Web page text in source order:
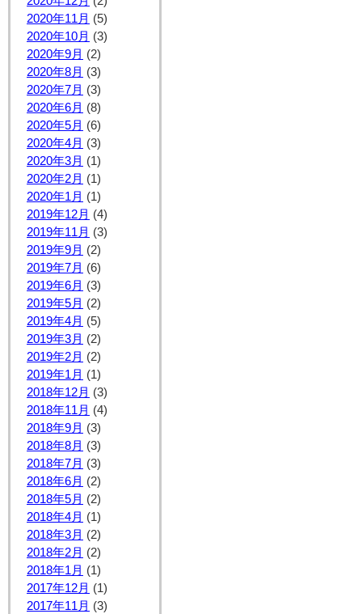
2020年11月 (5)
2020年10月 (3)
2020年9月 (2)
2020年8月 (3)
2020年7月 (3)
2020年6月 (8)
2020年5月 (6)
2020年4月 (3)
2020年3月 (1)
2020年2月 (1)
2020年1月 (1)
2019年12月 (4)
2019年11月 (3)
2019年9月 (2)
2019年7月 (6)
2019年6月 (3)
2019年5月 (2)
2019年4月 (5)
2019年3月 (2)
2019年2月 (2)
2019年1月 (1)
2018年12月 (3)
2018年11月 (4)
2018年9月 (3)
2018年8月 (3)
2018年7月 (3)
2018年6月 (2)
2018年5月 (2)
2018年4月 (1)
2018年3月 (2)
2018年2月 (2)
2018年1月 (1)
2017年12月 (1)
2017年11月 (3)